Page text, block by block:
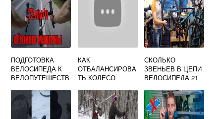
ПОДГОТОВКА
ВЕЛОСИПЕДА К
ВЕЛОПУТЕШЕСТВ
КАК
ОТБАЛАНСИРОВА
ТЬ КОЛЕСО
ДОМАШНИХ
УСЛОВИЯХ
ВИДЕО
СКОЛЬКО
ЗВЕНЬЕВ В ЦЕПИ
ВЕЛОСИПЕДА 21